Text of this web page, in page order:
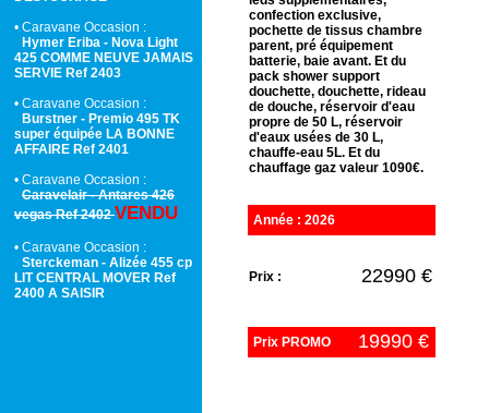
• Caravane Occasion :
Hymer Eriba - Nova Light
425 COMME NEUVE JAMAIS
SERVIE Ref 2403
• Caravane Occasion :
Burstner - Premio 495 TK
super équipée LA BONNE
AFFAIRE Ref 2401
• Caravane Occasion :
Caravelair - Antares 426
vegas Ref 2402VENDU
• Caravane Occasion :
Sterckeman - Alizée 455 cp
LIT CENTRAL MOVER Ref
2400 A SAISIR
confection exclusive,
pochette de tissus chambre
parent, pré équipement
batterie, baie avant. Et du
pack shower support
douchette, douchette, rideau
de douche, réservoir d'eau
propre de 50 L, réservoir
d'eaux usées de 30 L,
chauffe-eau 5L. Et du
chauffage gaz valeur 1090€.
Année : 2026
Prix : 22990 €
Prix PROMO 19990 €